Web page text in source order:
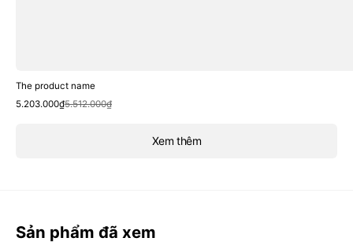
Xem thêm
The product name
Sale
5.203.000₫
Regular
5.512.000₫
Sản phẩm đã xem